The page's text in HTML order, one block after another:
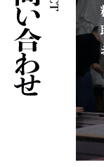
詳しく見る